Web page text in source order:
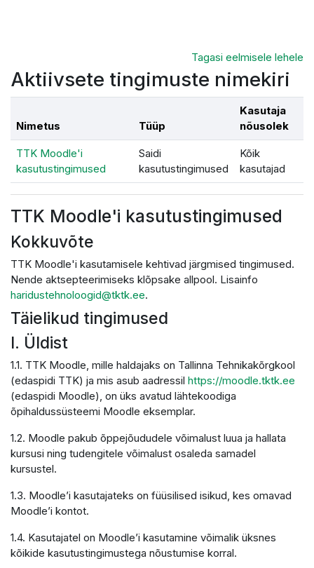
Tagasi eelmisele lehele
Aktiivsete tingimuste nimekiri
Nimetus Tüüp
Kasutaja
nõusolek
TTK Moodle'i
kasutustingimused
Saidi
kasutustingimused
Kõik
kasutajad
TTK Moodle'i kasutustingimused
Kokkuvõte
TTK Moodle'i kasutamisele kehtivad järgmised tingimused.
Nende aktsepteerimiseks klõpsake allpool. Lisainfo
haridustehnoloogid@tktk.ee.
Täielikud tingimused
I. Üldist
1.1. TTK Moodle, mille haldajaks on Tallinna Tehnikakõrgkool
(edaspidi TTK) ja mis asub aadressil https://moodle.tktk.ee
(edaspidi Moodle), on üks avatud lähtekoodiga
õpihaldussüsteemi Moodle eksemplar.
1.2. Moodle pakub õppejõududele võimalust luua ja hallata
kursusi ning tudengitele võimalust osaleda samadel
kursustel.
1.3. Moodle’i kasutajateks on füüsilised isikud, kes omavad
Moodle’i kontot.
1.4. Kasutajatel on Moodle’i kasutamine võimalik üksnes
kõikide kasutustingimustega nõustumise korral.